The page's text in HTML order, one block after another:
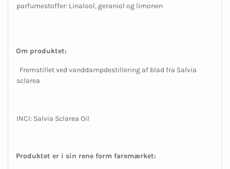
parfumestoffer: Linalool, geraniol og limonen
Om produktet:
Fremstillet ved vanddampdestillering af blad fra Salvia
sclarea
INCI: Salvia Sclarea Oil
Produktet er i sin rene form faremærket: